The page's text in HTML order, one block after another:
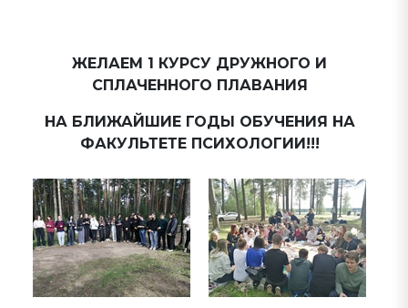
ЖЕЛАЕМ 1 КУРСУ ДРУЖНОГО И
СПЛАЧЕННОГО ПЛАВАНИЯ
НА БЛИЖАЙШИЕ ГОДЫ ОБУЧЕНИЯ НА
ФАКУЛЬТЕТЕ ПСИХОЛОГИИ!!!